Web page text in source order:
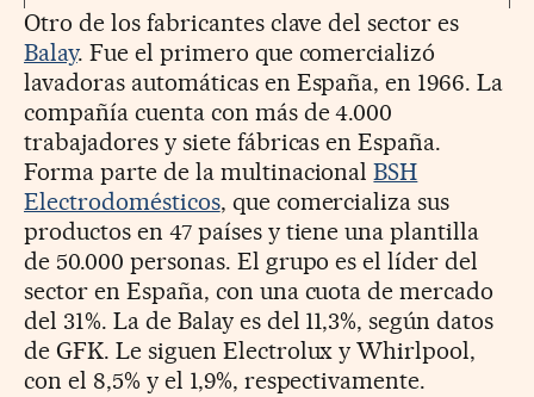
Otro de los fabricantes clave del sector es
Balay. Fue el primero que comercializó
lavadoras automáticas en España, en 1966. La
compañía cuenta con más de 4.000
trabajadores y siete fábricas en España.
Forma parte de la multinacionalBSH
Electrodomésticos, que comercializa sus
productos en 47 países y tiene una plantilla
de 50.000 personas. El grupo es el líder del
sector en España, con una cuota de mercado
del 31%. La de Balay es del 11,3%, según datos
de GFK. Le siguen Electrolux y Whirlpool,
con el 8,5% y el 1,9%, respectivamente.